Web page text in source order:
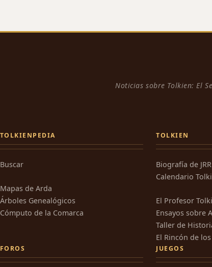
Noticias sobre Tolkien: El
TOLKIENPEDIA
Buscar
Mapas de Arda
Árboles Genealógicos
Cómputo de la Comarca
TOLKIEN
Biografía de
Calendario
El Profesor
Ensayos sobre
Taller de
El Rincón de
FOROS JUEGOS